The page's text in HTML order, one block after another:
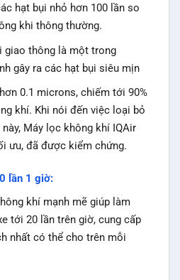
hạt bụi nhỏ hơn 100 lần so
khi thông thường.
giao thông là một trong
gây ra các hạt bụi siêu mịn
0.1 microns, chiếm tới 90%
khí. Khi nói đến việc loại bỏ
Máy lọc không khí IQAir
ưu, đã được kiểm chứng.
lần 1 giờ:
khí mạnh mẽ giúp làm
tới 20 lần trên giờ, cung cấp
nhất có thể cho trên mỗi